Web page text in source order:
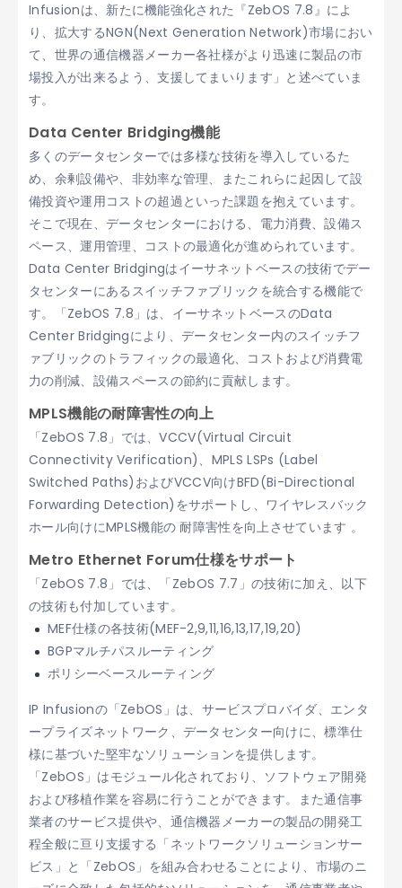
Infusionは、新たに機能強化された『ZebOS 7.8』によ
り、拡大するNGN(Next Generation Network)市場におい
て、世界の通信機器メーカー各社様がより迅速に製品の市
場投入が出来るよう、支援してまいります」と述べていま
す。
Data Center Bridging機能
多くのデータセンターでは多様な技術を導入しているた
め、余剰設備や、非効率な管理、またこれらに起因して設
備投資や運用コストの超過といった課題を抱えています。
そこで現在、データセンターにおける、電力消費、設備ス
ペース、運用管理、コストの最適化が進められています。
Data Center Bridgingはイーサネットベースの技術でデー
タセンターにあるスイッチファブリックを統合する機能で
す。「ZebOS 7.8」は、イーサネットベースのData
Center Bridgingにより、データセンター内のスイッチフ
ァブリックのトラフィックの最適化、コストおよび消費電
力の削減、設備スペースの節約に貢献します。
MPLS機能の耐障害性の向上
「ZebOS 7.8」では、VCCV(Virtual Circuit
Connectivity Verification)、MPLS LSPs (Label
Switched Paths)およびVCCV向けBFD(Bi-Directional
Forwarding Detection)をサポートし、ワイヤレスバック
ホール向けにMPLS機能の 耐障害性を向上させています 。
Metro Ethernet Forum仕様をサポート
「ZebOS 7.8」では、「ZebOS 7.7」の技術に加え、以下
の技術も付加しています。
MEF仕様の各技術(MEF-2,9,11,16,13,17,19,20)
BGPマルチパスルーティング
ポリシーベースルーティング
IP Infusionの「ZebOS」は、サービスプロバイダ、エンタ
ープライズネットワーク、データセンター向けに、標準仕
様に基づいた堅牢なソリューションを提供します。
「ZebOS」はモジュール化されており、ソフトウェア開発
および移植作業を容易に行うことができます。また通信事
業者のサービス提供や、通信機器メーカーの製品の開発工
程全般に亘り支援する「ネットワークソリューションサー
ビス」と「ZebOS」を組み合わせることにより、市場のニ